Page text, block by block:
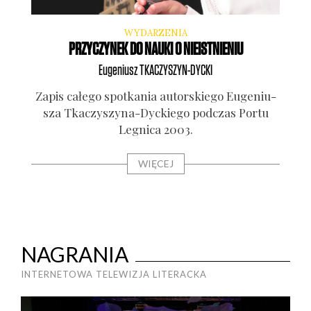
WYDARZENIA
PRZYCZYNEK DO NAUKI O NIEISTNIENIU
EugeniuszTKACZYSZYN-DYCKI
Zapis całe­go spo­tka­nia autor­skie­go Euge­niu­
sza Tka­czy­szy­na-Dyc­kie­go pod­czas Por­tu
Legni­ca 2003.
WIĘCEJ
NAGRANIA
INTERNETOWA TELEWIZJA LITERACKA